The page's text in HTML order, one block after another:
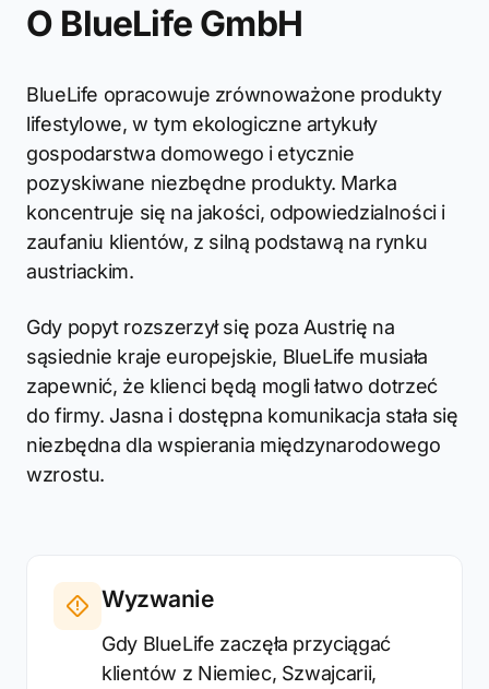
O BlueLife GmbH
BlueLife opracowuje zrównoważone produkty
lifestylowe, w tym ekologiczne artykuły
gospodarstwa domowego i etycznie
pozyskiwane niezbędne produkty. Marka
koncentruje się na jakości, odpowiedzialności i
zaufaniu klientów, z silną podstawą na rynku
austriackim.
Gdy popyt rozszerzył się poza Austrię na
sąsiednie kraje europejskie, BlueLife musiała
zapewnić, że klienci będą mogli łatwo dotrzeć
do firmy. Jasna i dostępna komunikacja stała się
niezbędna dla wspierania międzynarodowego
wzrostu.
Wyzwanie
Gdy BlueLife zaczęła przyciągać
klientów z Niemiec, Szwajcarii,